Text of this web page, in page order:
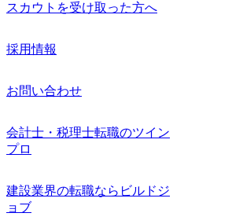
スカウトを受け取った方へ
採用情報
お問い合わせ
会計士・税理士転職のツイン
プロ
建設業界の転職ならビルドジ
ョブ